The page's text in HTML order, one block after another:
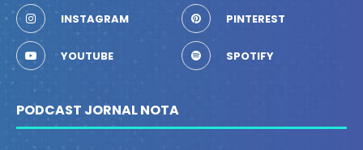
INSTAGRAM PINTEREST
YOUTUBE SPOTIFY
PODCAST JORNAL NOTA